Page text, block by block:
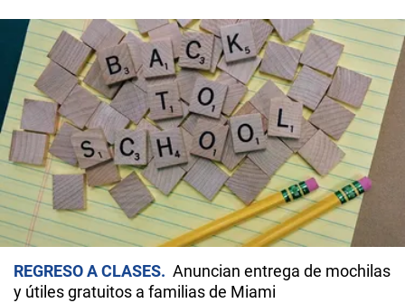
REGRESO A CLASES
Anuncian entrega de mochilas
y útiles gratuitos a familias de Miami